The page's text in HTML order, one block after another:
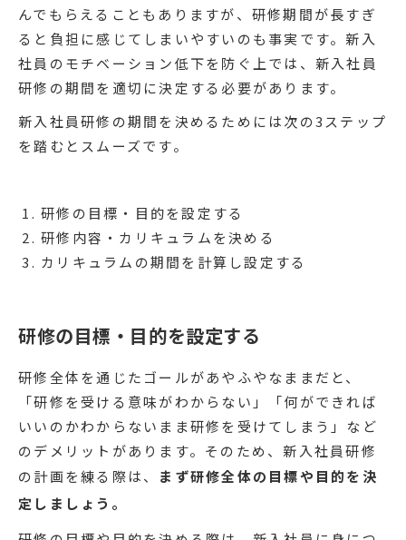
んでもらえることもありますが、研修期間が長すぎ
ると負担に感じてしまいやすいのも事実です。新入
社員のモチベーション低下を防ぐ上では、新入社員
研修の期間を適切に決定する必要があります。
新入社員研修の期間を決めるためには次の3ステップ
を踏むとスムーズです。
研修の目標・目的を設定する
研修内容・カリキュラムを決める
カリキュラムの期間を計算し設定する
研修の目標・目的を設定する
研修全体を通じたゴールがあやふやなままだと、
「研修を受ける意味がわからない」「何ができれば
いいのかわからないまま研修を受けてしまう」など
のデメリットがあります。そのため、新入社員研修
の計画を練る際は、 まず研修全体の目標や目的を決
定しましょう。